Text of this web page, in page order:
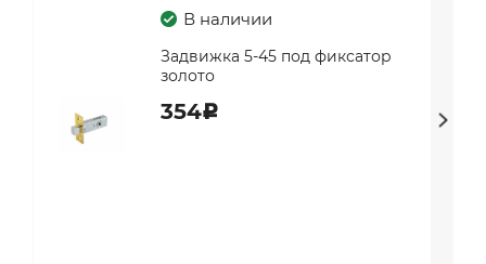
В наличии
Задвижка 5-45 под фиксатор
золото
354c